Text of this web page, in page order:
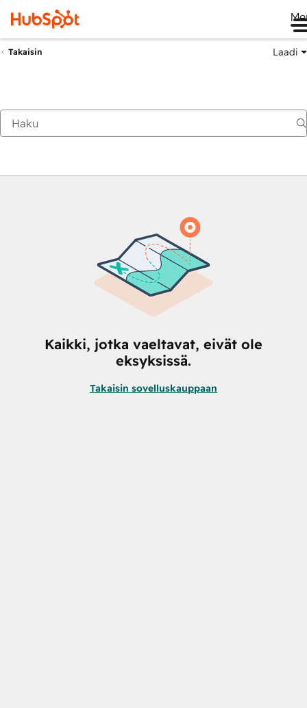
Takaisin Laadi
Kaikki, jotka vaeltavat, eivät ole
eksyksissä.
Takaisin sovelluskauppaan